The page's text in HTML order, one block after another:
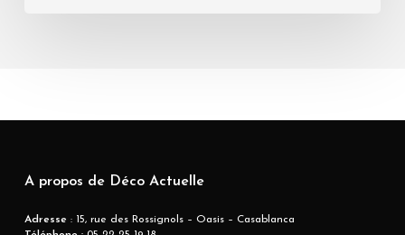
A propos de Déco Actuelle
Adresse : 15, rue des Rossignols – Oasis – Casablanca